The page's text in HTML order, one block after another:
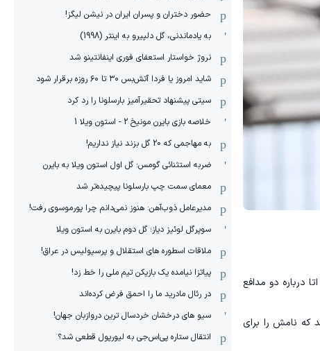
درباره دو مدافع
که نامش را برای
حضور دختران و پسران ایران در نیشن لیگز!
به یادماندنی، گل دلپیرو به اینتر (1998)
نروژ خواستار استعفای فوری اینفانتینو شد
شاید امروز یا فردا آتش‌بس ۳۰ تا ۶۰ روزه برقرار شود
سیتی پیشنهاد تحقیرآمیز بارسلونا را رد کرد
خلاصه بازی بایرن مونیخ 2 - استون ویلا 1
به مهاجمی که 20 گل بزند نیاز نداریم!
ضربه استثنائی گومس؛ گل اول استون ویلا به بایرن
معمای سمت چپ بارسلونا پیچیده‌تر شد
مدیرعامل ذوب‌آهن: هنوز نمی‌دانم چرا پورموسوی رفت!
سوپرگل لوئیز دیاز؛ گل دوم بایرن به استون ویلا
ملاقات اسطوره های استقلال و پرسپولیس در عراق!
پیاتزا نیامده یک بازیکن تیم ملی را خط زد!
در رئال مادرید ما را احمق فرض کرده‌اند
سیو های درخشان خردسال ترین دروازبان جهان!
انتقال ستاره پی‌اس‌جی به لیورپول قطعی شد؟